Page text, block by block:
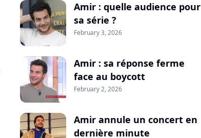
Amir : quelle audience pour
sa série ?
February 3, 2026
Amir : sa réponse ferme
face au boycott
February 2, 2026
Amir annule un concert en
dernière minute